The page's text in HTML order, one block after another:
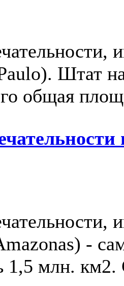
Штат
общая
-
1,5 млн.